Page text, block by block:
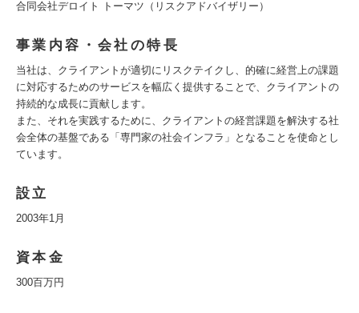
合同会社デロイト トーマツ（リスクアドバイザリー）
事業内容・会社の特長
当社は、クライアントが適切にリスクテイクし、的確に経営上の課題
に対応するためのサービスを幅広く提供することで、クライアントの
持続的な成長に貢献します。
また、それを実践するために、クライアントの経営課題を解決する社
会全体の基盤である「専門家の社会インフラ」となることを使命とし
ています。
設立
2003年1月
資本金
300百万円